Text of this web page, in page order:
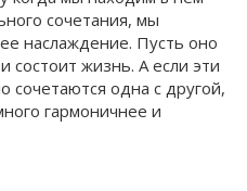
сочетания, мы
наслаждение. Пусть оно
жизнь. А если эти
сочетаются одна с другой,
гармоничнее и